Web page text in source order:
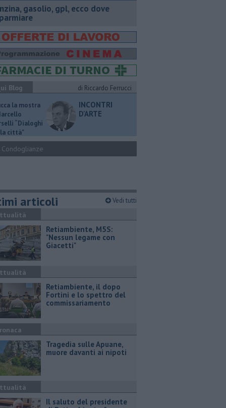
gasolio, gpl, ecco dove
Blog
di Riccardo Ferrucci
la mostra
“Dialoghi
città"
INCONTRI
D'ARTE
Condoglianze
articoli Vedi tutti
Retiambiente, M5S:
"Nessun legame con
Giacetti"
Retiambiente, il dopo
Fortini e lo spettro del
commissariamento
Tragedia sulle Apuane,
muore davanti ai nipoti
Il saluto del presidente